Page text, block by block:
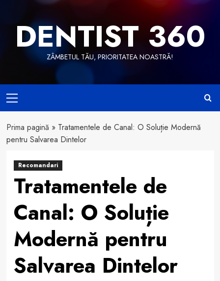
contentDENTIST 360
ZÂMBETUL TĂU, PRIORITATEA NOASTRĂ!
Menu
Prima pagină » Tratamentele de Canal: O Soluție Modernă
pentru Salvarea Dintelor
Recomandari
Tratamentele de
Canal: O Soluție
Modernă pentru
Salvarea Dintelor